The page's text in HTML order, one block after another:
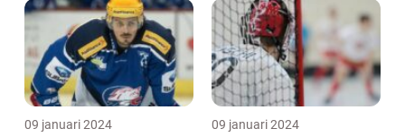
09 januari 2024 09 januari 2024